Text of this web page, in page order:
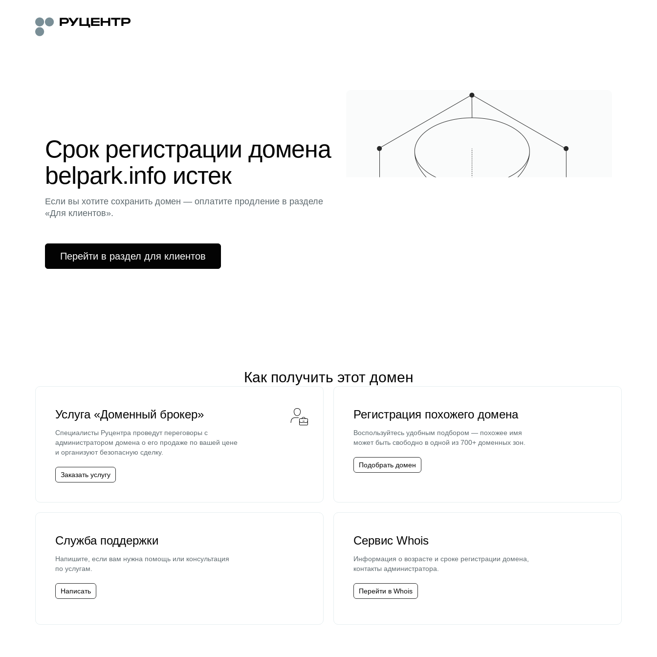
Срок регистрации домена
belpark.info истек
Если вы хотите сохранить домен — оплатите продление в разделе
«Для клиентов».
Перейти в раздел для клиентов
Как получить этот домен
Услуга «Доменный брокер»
Специалисты Руцентра проведут переговоры с
администратором домена о его продаже по вашей цене
и организуют безопасную сделку.
Заказать услугу
Регистрация похожего домена
Воспользуйтесь удобным подбором — похожее имя
может быть свободно в одной из 700+ доменных зон.
Подобрать домен
Служба поддержки
Напишите, если вам нужна помощь или консультация
по услугам.
Написать
Сервис Whois
Информация о возрасте и сроке регистрации домена,
контакты администратора.
Перейти в Whois